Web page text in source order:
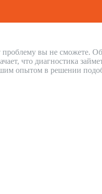
вы не сможете.
что диагностика
опытом в решении